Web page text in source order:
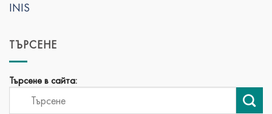
INIS
ТЪРСЕНЕ
Търсене в сайта: